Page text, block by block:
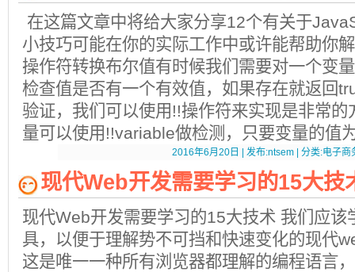
在这篇文章中将给大家分享12个有关于
小技巧可能在你的实际工作中或许能帮助你
操作符转换布尔值有时候我们需要对一个变
检查值是否有一个有效值，如果存在就返回
验证，我们可以使用!!操作符来实现是非常的
量可以使用!!variable做检测，只要变量的值
2016年6月20日 | 发布:ntsem | 分类:电子商
现代Web开发需要学习的15大技
现代Web开发需要学习的15大技术 我们应该
具，以便于理解势不可挡和快速变化的现代
这是唯一一种所有浏览器都理解的编程语言